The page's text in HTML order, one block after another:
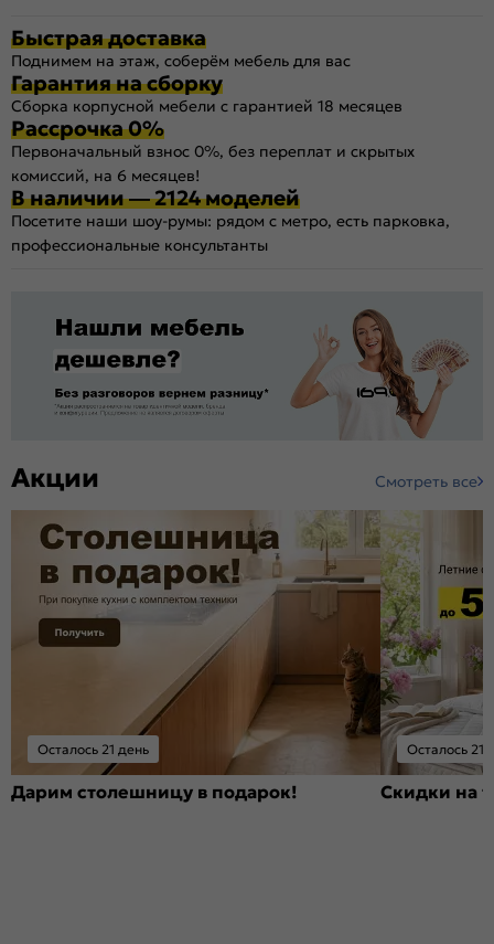
Быстрая доставка
Поднимем на этаж, соберём мебель для вас
Гарантия на сборку
Сборка корпусной мебели с гарантией 18 месяцев
Рассрочка 0%
Первоначальный взнос 0%, без переплат и скрытых
комиссий, на 6 месяцев!
В наличии — 2124 моделей
Посетите наши шоу-румы: рядом с метро, есть парковка,
профессиональные консультанты
Акции Смотреть все
Осталось 21 день
Дарим столешницу в подарок!
Осталось 21
Скидки на